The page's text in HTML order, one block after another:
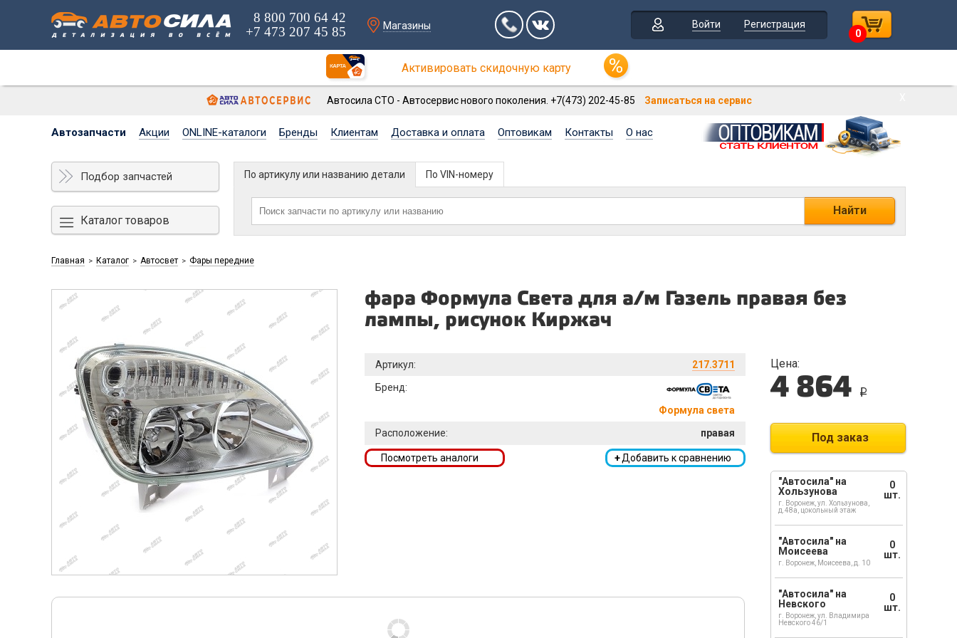
8 800 700 64 42
+7 473 207 45 85
Магазины Войти
Регистрация
0
Активировать скидочную карту
Автосила СТО - Автосервис нового поколения. +7(473) 202-45-85 Записаться на сервис
Автозапчасти Акции ONLINE-каталоги Бренды Клиентам Доставка и оплата Оптовикам Контакты О нас
Подбор запчастей
Каталог товаров
По артикулу или названию детали
Найти
По VIN-номеру
Главная > Каталог > Автосвет > Фары передние
фара Формула Света для а/м Газель правая без
лампы, рисунок Киржач
Артикул:
217.3711
Бренд:
Формула света
Расположение:
правая
+Добавить к сравнению
Посмотреть аналоги
Цена:
4 864 i
Под заказ
"Автосила" на
Хользунова
г. Воронеж, ул. Хользунова,
д.48а, цокольный этаж
0
шт.
"Автосила" на
Моисеева
г. Воронеж, Моисеева, д. 10
0
шт.
"Автосила" на
Невского
г. Воронеж, ул. Владимира
Невского 46/1
0
шт.